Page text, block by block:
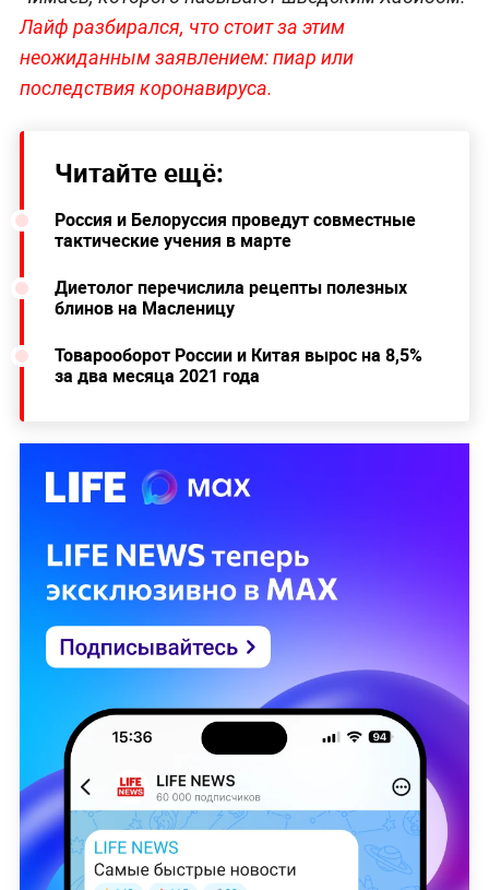
Лайф разбирался, что стоит за этим
неожиданным заявлением: пиар или
последствия коронавируса.
Читайте ещё:
Россия и Белоруссия проведут совместные
тактические учения в марте
Диетолог перечислила рецепты полезных
блинов на Масленицу
Товарооборот России и Китая вырос на 8,5%
за два месяца 2021 года